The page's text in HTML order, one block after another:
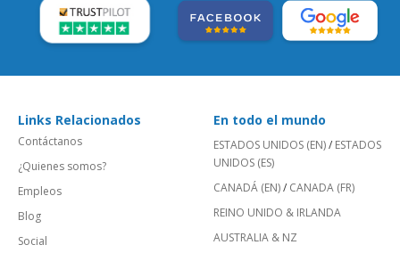
Links Relacionados
Contáctanos
¿Quienes somos?
Empleos
Blog
Social
En todo el mundo
ESTADOS UNIDOS (EN)/ ESTADOS
UNIDOS (ES)
CANADÁ (EN)/ CANADA (FR)
REINO UNIDO & IRLANDA
AUSTRALIA & NZ